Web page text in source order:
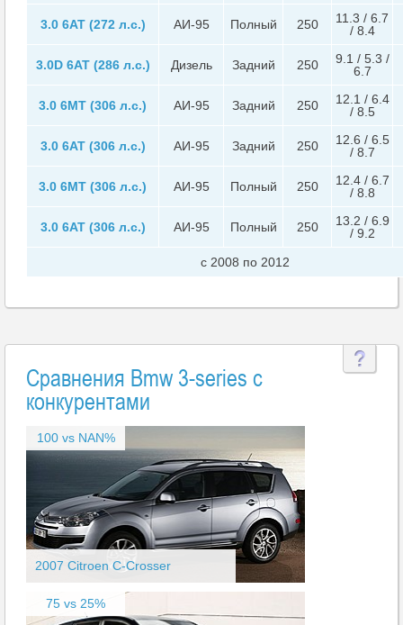
3.0 6AT (272 л.с.) АИ-95 Полный 250
11.3 / 6.7
/ 8.4
3.0D 6AT (286 л.с.) Дизель Задний 250
9.1 / 5.3 /
6.7
3.0 6MT (306 л.с.) АИ-95 Задний 250
12.1 / 6.4
/ 8.5
3.0 6AT (306 л.с.) АИ-95 Задний 250
12.6 / 6.5
/ 8.7
3.0 6MT (306 л.с.) АИ-95 Полный 250
12.4 / 6.7
/ 8.8
3.0 6AT (306 л.с.) АИ-95 Полный 250
13.2 / 6.9
/ 9.2
c 2008 по 2012
Сравнения Bmw 3-series с
конкурентами
100 vs NAN%
2007 Citroen C-Crosser
75 vs 25%